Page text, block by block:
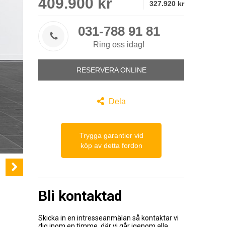

327.920 kr
 031-788 91 81
Ring oss idag!
RESERVERA ONLINE
 Dela
Trygga garantier vid
köp av detta fordon